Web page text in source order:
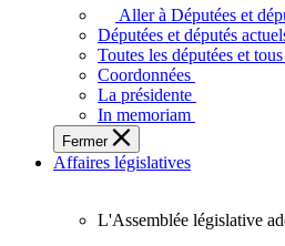
députées
députés
vous
représentent
sein
de
l'Assemblée
l'Ontario.
Aller à Députées et
Députées et députés
Toutes les députées et
Coordonnées
La présidente
In memoriam
Fermer
Affaires législatives
L'Assemblée législative